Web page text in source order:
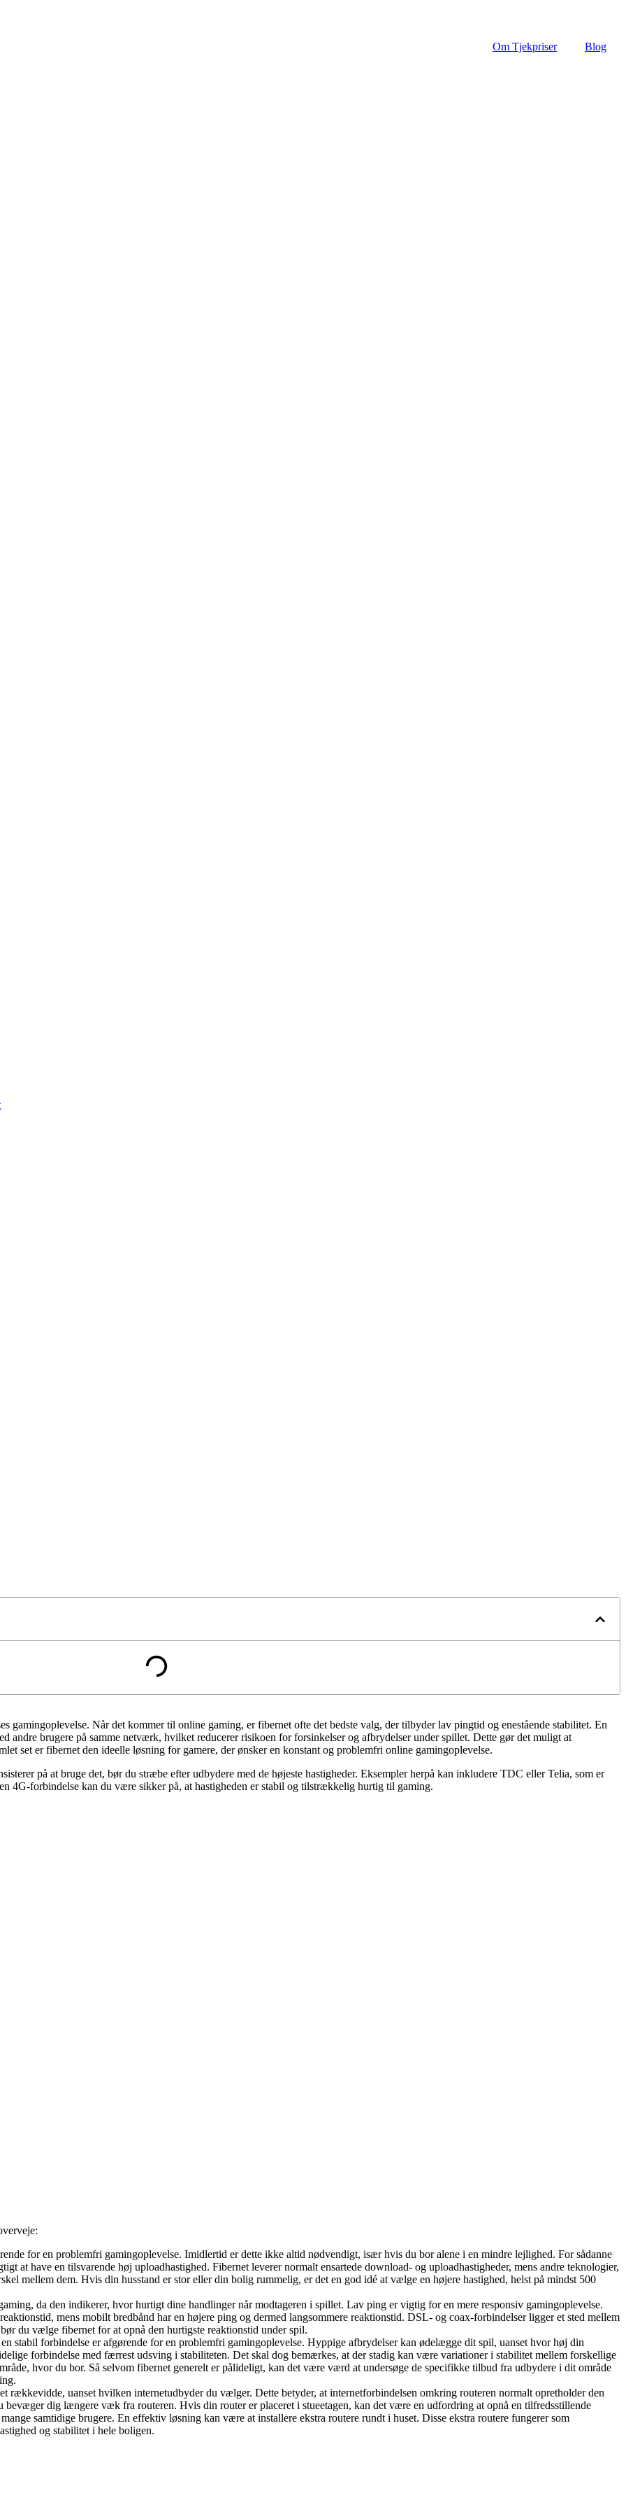
Om Tjekpriser
Blog
gamingoplevelse. Når det kommer til online gaming, er fibernet ofte det bedste valg, der tilbyder lav pingtid og enestående stabilitet. En
andre brugere på samme netværk, hvilket reducerer risikoen for forsinkelser og afbrydelser under spillet. Dette gør det muligt at
set er fibernet den ideelle løsning for gamere, der ønsker en konstant og problemfri online gamingoplevelse.
på at bruge det, bør du stræbe efter udbydere med de højeste hastigheder. Eksempler herpå kan inkludere TDC eller Telia, som er
4G-forbindelse kan du være sikker på, at hastigheden er stabil og tilstrækkelig hurtig til gaming.
for en problemfri gamingoplevelse. Imidlertid er dette ikke altid nødvendigt, især hvis du bor alene i en mindre lejlighed. For sådanne
at have en tilsvarende høj uploadhastighed. Fibernet leverer normalt ensartede download- og uploadhastigheder, mens andre teknologier,
mellem dem. Hvis din husstand er stor eller din bolig rummelig, er det en god idé at vælge en højere hastighed, helst på mindst 500
da den indikerer, hvor hurtigt dine handlinger når modtageren i spillet. Lav ping er vigtig for en mere responsiv gamingoplevelse.
mens mobilt bredbånd har en højere ping og dermed langsommere reaktionstid. DSL- og coax-forbindelser ligger et sted mellem
du vælge fibernet for at opnå den hurtigste reaktionstid under spil.
stabil forbindelse er afgørende for en problemfri gamingoplevelse. Hyppige afbrydelser kan ødelægge dit spil, uanset hvor høj din
forbindelse med færrest udsving i stabiliteten. Det skal dog bemærkes, at der stadig kan være variationer i stabilitet mellem forskellige
hvor du bor. Så selvom fibernet generelt er pålideligt, kan det være værd at undersøge de specifikke tilbud fra udbydere i dit område
rækkevidde, uanset hvilken internetudbyder du vælger. Dette betyder, at internetforbindelsen omkring routeren normalt opretholder den
bevæger dig længere væk fra routeren. Hvis din router er placeret i stueetagen, kan det være en udfordring at opnå en tilfredsstillende
samtidige brugere. En effektiv løsning kan være at installere ekstra routere rundt i huset. Disse ekstra routere fungerer som
og stabilitet i hele boligen.